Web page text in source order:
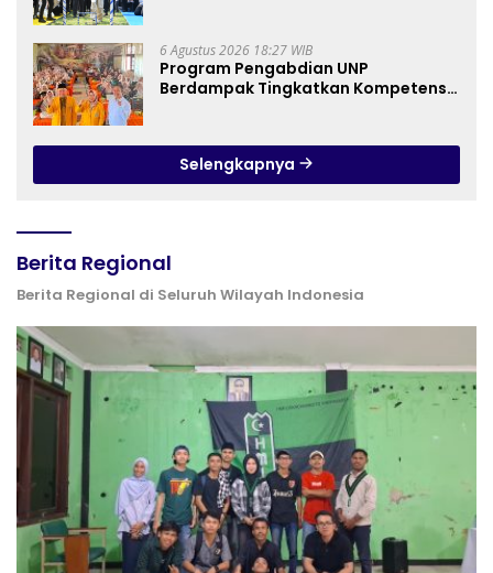
6 Agustus 2026 18:27 WIB
Program Pengabdian UNP
Berdampak Tingkatkan Kompetensi
Selengkapnya
Berita Regional
Berita Regional di Seluruh Wilayah Indonesia